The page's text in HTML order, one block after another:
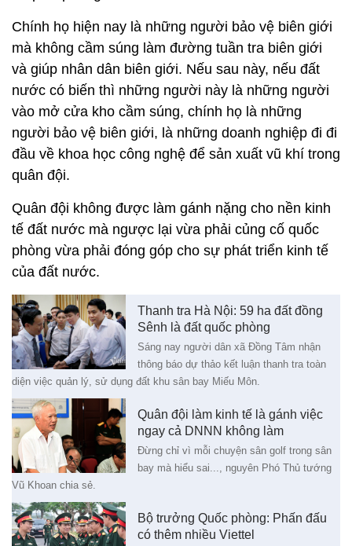
Chính họ hiện nay là những người bảo vệ biên giới
mà không cầm súng làm đường tuần tra biên giới
và giúp nhân dân biên giới. Nếu sau này, nếu đất
nước có biến thì những người này là những người
vào mở cửa kho cầm súng, chính họ là những
người bảo vệ biên giới, là những doanh nghiệp đi đi
đầu về khoa học công nghệ để sản xuất vũ khí trong
quân đội.
Quân đội không được làm gánh nặng cho nền kinh
tế đất nước mà ngược lại vừa phải củng cố quốc
phòng vừa phải đóng góp cho sự phát triển kinh tế
của đất nước.
Thanh tra Hà Nội: 59 ha đất đồng
Sênh là đất quốc phòng
Sáng nay người dân xã Đồng Tâm nhận
thông báo dự thảo kết luận thanh tra toàn
diện việc quản lý, sử dụng đất khu sân bay Miếu Môn.
Quân đội làm kinh tế là gánh việc
ngay cả DNNN không làm
Đừng chỉ vì mỗi chuyện sân golf trong sân
bay mà hiểu sai..., nguyên Phó Thủ tướng
Vũ Khoan chia sẻ.
Bộ trưởng Quốc phòng: Phấn đấu
có thêm nhiều Viettel